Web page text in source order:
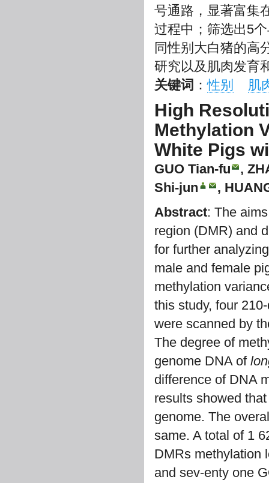
号通路，显著富集
过程中；筛选出5
同性别大白猪的高
研究以及肌肉发育
关键词 ：性别 肌
High
Methylation
White Pigs
GUO Tian-fu
,
Shi-jun
,
Abstract: The
region (DMR) and
for further
male and female
methylation
this study, four
were scanned by
The degree of
genome DNA of
difference of DNA
results showed
genome. The
same. A total of 1
DMRs methylation
and sev-enty one